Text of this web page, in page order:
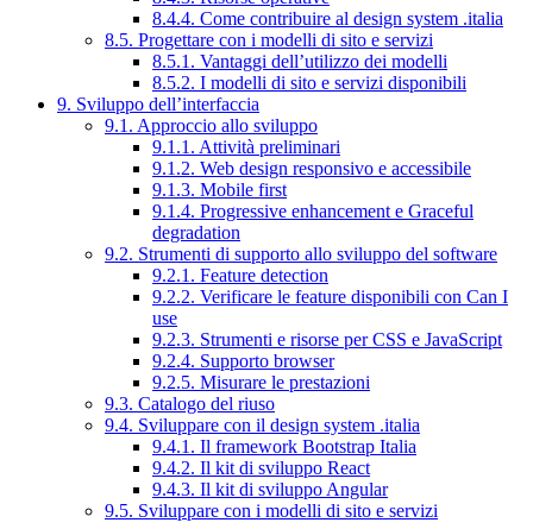
8.4.4. Come contribuire al design system .italia
8.5. Progettare con i modelli di sito e servizi
8.5.1. Vantaggi dell’utilizzo dei modelli
8.5.2. I modelli di sito e servizi disponibili
9. Sviluppo dell’interfaccia
9.1. Approccio allo sviluppo
9.1.1. Attività preliminari
9.1.2. Web design responsivo e accessibile
9.1.3. Mobile first
9.1.4. Progressive enhancement e Graceful
degradation
9.2. Strumenti di supporto allo sviluppo del software
9.2.1. Feature detection
9.2.2. Verificare le feature disponibili con Can I
use
9.2.3. Strumenti e risorse per CSS e JavaScript
9.2.4. Supporto browser
9.2.5. Misurare le prestazioni
9.3. Catalogo del riuso
9.4. Sviluppare con il design system .italia
9.4.1. Il framework Bootstrap Italia
9.4.2. Il kit di sviluppo React
9.4.3. Il kit di sviluppo Angular
9.5. Sviluppare con i modelli di sito e servizi